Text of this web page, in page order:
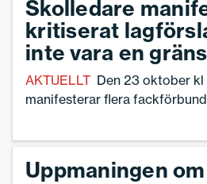
Skolledare
kritiserat
inte vara en
AKTUELLT Den 23 oktober kl
manifesterar flera
papperslösa. En av anförarna
förbundsordförande Sveriges
Uppmaningen om